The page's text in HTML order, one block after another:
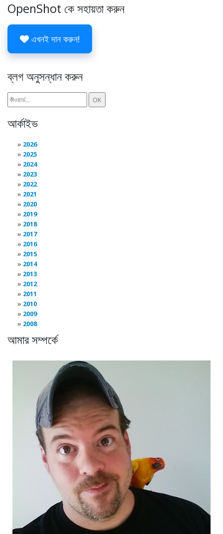
OpenShot কে সহায়তা করুন
এখনই দান করুন!
ব্লগ অনুসন্ধান করুন
আর্কাইভ
2026
2025
2024
2023
2022
2021
2020
2019
2018
2017
2016
2015
2014
2013
2012
2011
2010
2009
2008
আমার সম্পর্কে